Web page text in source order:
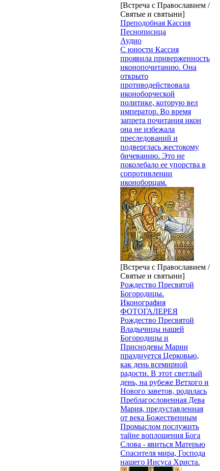
[Встреча с Православием /
Святые и святыни]
Преподобная Кассия
Песнописица
Аудио
С юности Кассия
проявила приверженность
иконопочитанию. Она
открыто
противодействовала
иконоборческой
политике, которую вел
император. Во время
запрета почитания икон
она не избежала
преследований и
подверглась жестокому
бичеванию. Это не
поколебало ее упорства в
сопротивлении
иконоборцам.
[Встреча с Православием /
Святые и святыни]
Рождество Пресвятой
Богородицы.
Иконография
ФОТОГАЛЕРЕЯ
Рождество Пресвятой
Владычицы нашей
Богородицы и
Приснодевы Марии
празднуется Церковью,
как день всемирной
радости. В этот светлый
день, на рубеже Ветхого и
Нового заветов, родилась
Преблагословенная Дева
Мария, предуставленная
от века Божественным
Промыслом послужить
тайне воплощения Бога
Слова - явиться Матерью
Спасителя мира, Господа
нашего Иисуса Христа.